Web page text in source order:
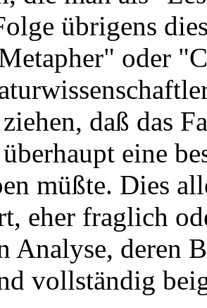
übrigens
oder
daß das
eine
müßte. Dies
eher fraglich
Analyse, deren
vollständig